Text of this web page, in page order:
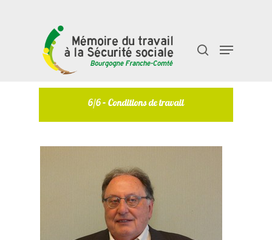
Taper "entrée" pour rechercher ou "échap" pour
6/6 – Conditions de travail